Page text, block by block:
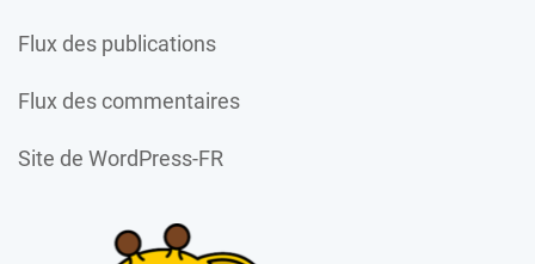
Flux des publications
Flux des commentaires
Site de WordPress-FR